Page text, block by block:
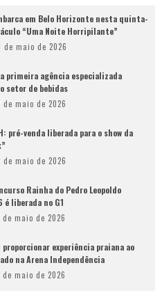
em Belo Horizonte nesta quinta-
“Uma Noite Horripilante”
de maio de 2026
primeira agência especializada
setor de bebidas
de maio de 2026
pré-venda liberada para o show da
de maio de 2026
Rainha do Pedro Leopoldo
é liberada no G1
de maio de 2026
proporcionar experiência praiana ao
na Arena Independência
de maio de 2026